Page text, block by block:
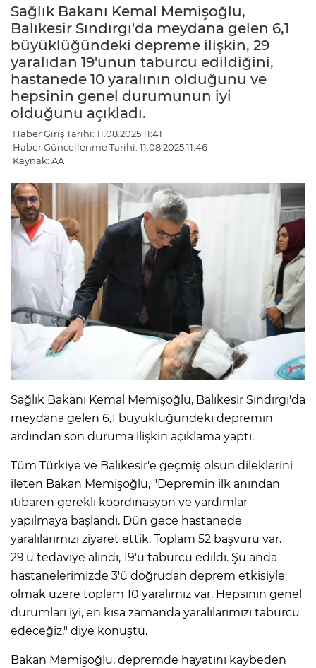
Sağlık Bakanı Kemal Memişoğlu,
Balıkesir Sındırgı'da meydana gelen 6,1
büyüklüğündeki depreme ilişkin, 29
yaralıdan 19'unun taburcu edildiğini,
hastanede 10 yaralının olduğunu ve
hepsinin genel durumunun iyi
olduğunu açıkladı.
Haber Giriş Tarihi: 11.08.2025 11:41
Haber Güncellenme Tarihi: 11.08.2025 11:46
Kaynak: AA
Sağlık Bakanı Kemal Memişoğlu, Balıkesir Sındırgı'da
meydana gelen 6,1 büyüklüğündeki depremin
ardından son duruma ilişkin açıklama yaptı.
Tüm Türkiye ve Balıkesir'e geçmiş olsun dileklerini
ileten Bakan Memişoğlu, "Depremin ilk anından
itibaren gerekli koordinasyon ve yardımlar
yapılmaya başlandı. Dün gece hastanede
yaralılarımızı ziyaret ettik. Toplam 52 başvuru var.
29'u tedaviye alındı, 19'u taburcu edildi. Şu anda
hastanelerimizde 3'ü doğrudan deprem etkisiyle
olmak üzere toplam 10 yaralımız var. Hepsinin genel
durumları iyi, en kısa zamanda yaralılarımızı taburcu
edeceğiz." diye konuştu.
Bakan Memişoğlu, depremde hayatını kaybeden